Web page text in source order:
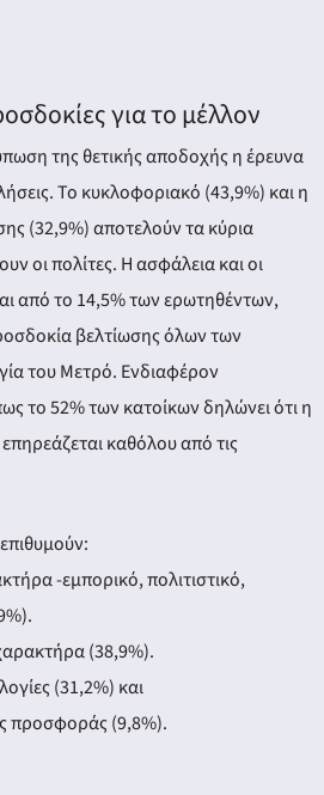
για το μέλλον
της θετικής αποδοχής η έρευνα
Το κυκλοφοριακό (43,9%) και η
(32,9%) αποτελούν τα κύρια
οι πολίτες. Η ασφάλεια και οι
από το 14,5% των ερωτηθέντων,
βελτίωσης όλων των
του Μετρό. Ενδιαφέρον
το 52% των κατοίκων δηλώνει ότι η
καθόλου από τις
-εμπορικό, πολιτιστικό,
(38,9%).
(31,2%) και
προσφοράς (9,8%).